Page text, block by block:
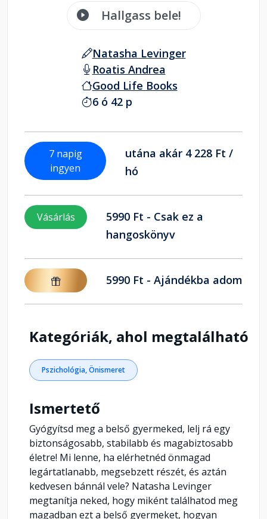
Hallgass bele!
Natasha Levinger
Roatis Andrea
Good Life Books
6 ó 42 p
7 napig
ingyen
utána akár 4 228 Ft /
hó
Vásárlás
5990 Ft - Csak ez a
hangoskönyv
5990 Ft - Ajándékba adom
Kategóriák, ahol megtalálható
Pszichológia, Önismeret
Ismertető
Gyógyítsd meg a belső gyermeked, lelj rá egy
biztonságosabb, stabilabb és magabiztosabb
életre! Mi lenne, ha elérhetnéd önmagad
legártatlanabb, megsebzett részét, és aztán
kedvesen bánnál vele? Natasha Levinger
megtanítja neked, hogy miként találhatod meg
magadban ezt a belső gyermeket, hogyan